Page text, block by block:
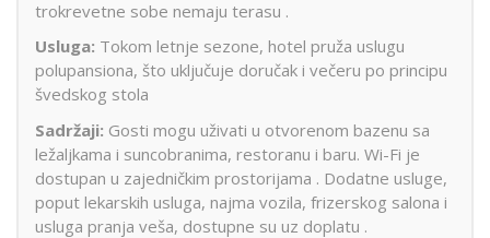
trokrevetne sobe nemaju terasu .​
Usluga: Tokom letnje sezone, hotel pruža uslugu
polupansiona, što uključuje doručak i večeru po principu
švedskog stola
Sadržaji: Gosti mogu uživati u otvorenom bazenu sa
ležaljkama i suncobranima, restoranu i baru. Wi-Fi je
dostupan u zajedničkim prostorijama . Dodatne usluge,
poput lekarskih usluga, najma vozila, frizerskog salona i
usluga pranja veša, dostupne su uz doplatu .​